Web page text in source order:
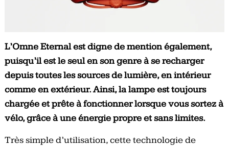
L’Omne Eternal est digne de mention également,
puisqu’il est le seul en son genre à se recharger
depuis toutes les sources de lumière, en intérieur
comme en extérieur. Ainsi, la lampe est toujours
chargée et prête à fonctionner lorsque vous sortez à
vélo, grâce à une énergie propre et sans limites.
Très simple d’utilisation, cette technologie de